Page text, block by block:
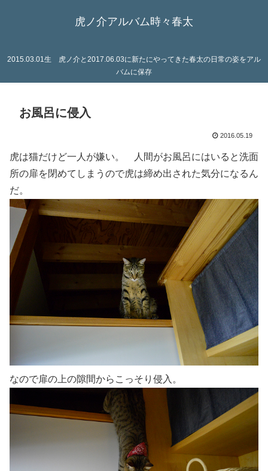
虎ノ介アルバム時々春太
2015.03.01生 虎ノ介と2017.06.03に新たにやってきた春太の日常の姿をアル
バムに保存
お風呂に侵入
2016.05.19
虎は猫だけど一人が嫌い。 人間がお風呂にはいると洗面
所の扉を閉めてしまうので虎は締め出された気分になるん
だ。
なので扉の上の隙間からこっそり侵入。